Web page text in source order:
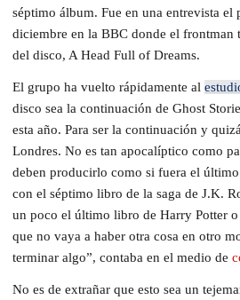
séptimo álbum. Fue en una entrevista el
diciembre en la BBC donde el frontman
del disco, A Head Full of Dreams.
El grupo ha vuelto rápidamente al
disco sea la continuación de Ghost
esta año. Para ser la continuación y
Londres. No es tan apocalíptico como
deben producirlo como si fuera el
con el séptimo libro de la saga de J.K.
un poco el último libro de Harry Potter
que no vaya a haber otra cosa en otro
terminar algo”, contaba en el medio de
No es de extrañar que esto sea un